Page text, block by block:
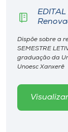
Museu
Unoesc
Store
Dispõe sobre a
SEMESTRE
graduação da
Unoesc Xanxerê